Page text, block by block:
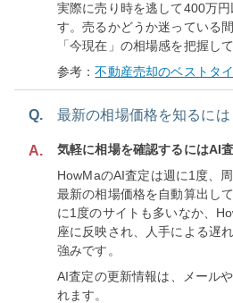
実際に売り時を逃して400万
す。売るかどうか迷っている
「今現在」の相場感を把握し
参考：不動産売却のベストタ
Q. 最新の相場価格を知るには
A.
気軽に相場を確認するにはAI
HowMaのAI査定は週に1度、
最新の相場価格を自動算出し
に1度のサイトも多いなか、
座に反映され、人手による遅
強みです。
AI査定の更新情報は、メール
れます。